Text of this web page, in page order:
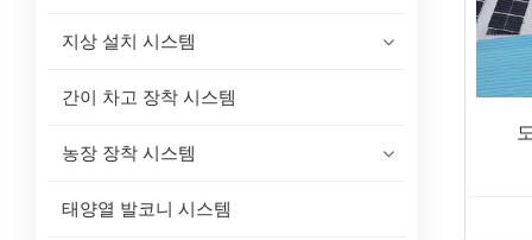
지상 설치 시스템
간이 차고 장착 시스템
농장 장착 시스템
태양열 발코니 시스템